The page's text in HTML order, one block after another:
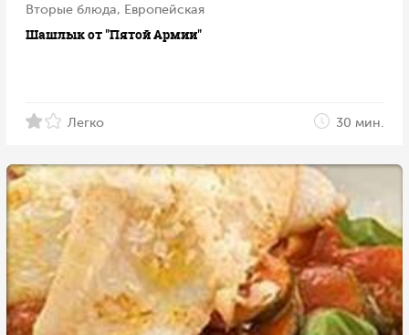
Вторые блюда, Европейская
Шашлык от "Пятой Армии"
Легко 30 мин.